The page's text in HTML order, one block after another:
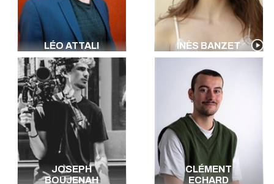
LÉO ATTALI INÈS BANZET
JOSEPH
BOUJENAH
CLÉMENT
ECHARD